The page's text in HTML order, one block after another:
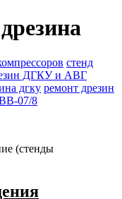
стенд
ДГКУ и АВГ
дгку ремонт дрезин
07/8
(стенды